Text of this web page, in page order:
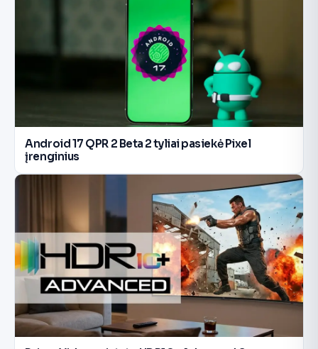
Android 17 QPR 2 Beta 2 tyliai pasiekė Pixel
įrenginius